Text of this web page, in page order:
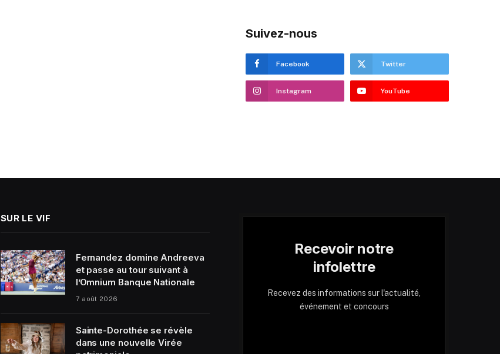
Suivez-nous
Facebook Twitter
Instagram YouTube
SUR LE VIF
Fernandez domine Andreeva
et passe au tour suivant à
l’Omnium Banque Nationale
7 août 2026
Sainte-Dorothée se révèle
dans une nouvelle Virée
Recevoir notre
infolettre
Recevez des informations sur l'actualité,
événement et concours